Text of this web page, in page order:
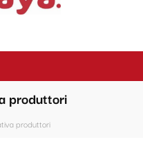
produttori
produttori